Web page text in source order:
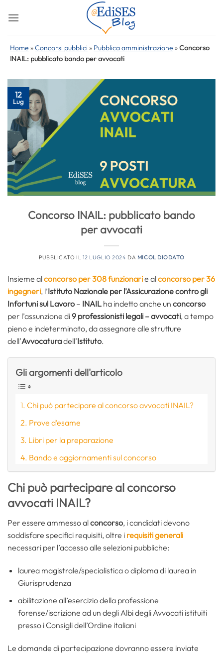
Home »Concorsi pubblici » Pubblica amministrazione »Concorso
INAIL: pubblicato bando per avvocati
12
Lug
Concorso INAIL: pubblicato bando
per avvocati
PUBBLICATO IL 12 LUGLIO 2024 DA MICOL DIODATO
Insieme alconcorso per 308 funzionarie alconcorso per 36
ingegneri, l’Istituto Nazionale per l’Assicurazione contro gli
Infortuni sul Lavoro – INAIL ha indetto anche un concorso
per l’assunzione di9 professionisti legali – avvocati, a tempo
pieno e indeterminato, da assegnare alle strutture
dell’Avvocaturadell’Istituto.
Gli argomenti dell'articolo
Chi può partecipare al concorso avvocati INAIL?
Prove d’esame
Libri per la preparazione
Bando e aggiornamenti sul concorso
Chi può partecipare al concorso
avvocati INAIL?
Per essere ammesso alconcorso, i candidati devono
soddisfare specifici requisiti, oltre i requisiti generali
necessari per l’accesso alle selezioni pubbliche:
laurea magistrale/specialistica o diploma di laurea in
Giurisprudenza
abilitazione all’esercizio della professione
forense/iscrizione ad un degli Albi degli Avvocati istituiti
presso i Consigli dell’Ordine italiani
Le domande di partecipazione dovranno essere inviate